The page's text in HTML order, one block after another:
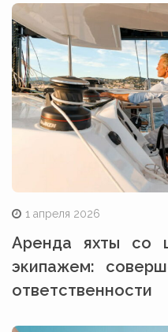
1 апреля 2026
Аренда яхты со
экипажем:
ответственности